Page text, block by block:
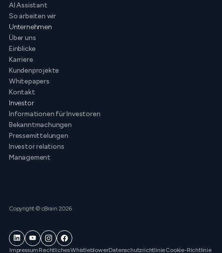
AI Assistant
So arbeiten wir
Unternehmen
Über uns
Einblicke
Karriere
Kundenprojekte
Whitepapers
Kontakt
Investor
Informationen für Investoren
Bekanntmachungen
Pressemittelungen
Investor relations
Management
Copyright © cBrain 2026
Impressum RechtlichesWhistleblowerDatenschutzrichtlinieCookie-Richtlinie